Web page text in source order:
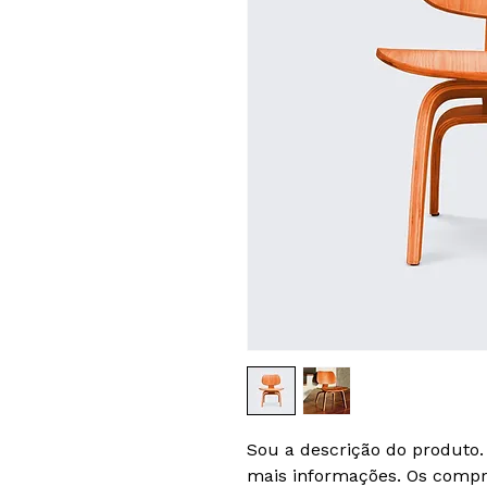
Sou a descrição do
mais informações. Os